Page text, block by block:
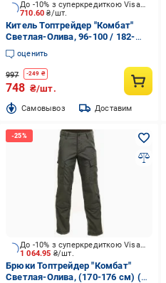
710.60₴/шт.
До -10% з суперкредиткою Visa Вигода
Китель Топтрейдер "Комбат"
Светлая-Олива, 96-100 / 182-
188cм р.M
оценить
997 -249 ₴
748 ₴/шт.
Cамовывоз Доставим
1 064.95 ₴/шт.
До -10% з суперкредиткою Visa Вигода
Брюки Топтрейдер "Комбат"
Светлая-Олива, (170-176 см) (